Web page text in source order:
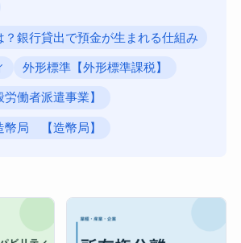
？銀行貸出で預金が生まれる仕組み
外形標準【外形標準課税】
働者派遣事業】
幣局 【造幣局】